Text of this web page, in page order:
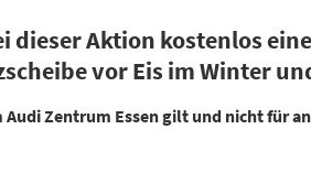
Aktion kostenlos
vor Eis im Winter
Zentrum Essen gilt und nicht für